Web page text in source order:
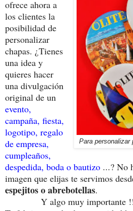
Para personalizar
ofrece ahora a
los clientes la
posibilidad de
personalizar
chapas. ¿Tienes
una idea y
quieres hacer
una divulgación
original de un
evento,
campaña, fiesta,
logotipo, regalo
de empresa,
cumpleaños,
despedida, boda o bautizo ...? No
imagen que elijas te servimos
espejitos o abrebotellas.
Y algo muy importante